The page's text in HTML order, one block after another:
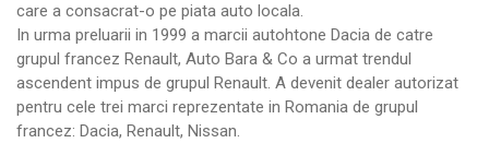
care a consacrat-o pe piata auto locala.
In urma preluarii in 1999 a marcii autohtone Dacia de catre
grupul francez Renault, Auto Bara & Co a urmat trendul
ascendent impus de grupul Renault. A devenit dealer autorizat
pentru cele trei marci reprezentate in Romania de grupul
francez: Dacia, Renault, Nissan.